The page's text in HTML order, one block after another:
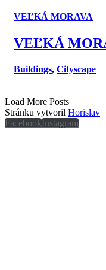
VEĽKÁ MORAVA
VEĽKÁ
Buildings, Cityscape
Load More Posts
Stránku vytvoril Horislav
FacebookInstagram